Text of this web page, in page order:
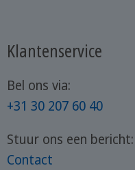
Klantenservice
Bel ons via:
+31 30 207 60 40
Stuur ons een bericht:
Contact